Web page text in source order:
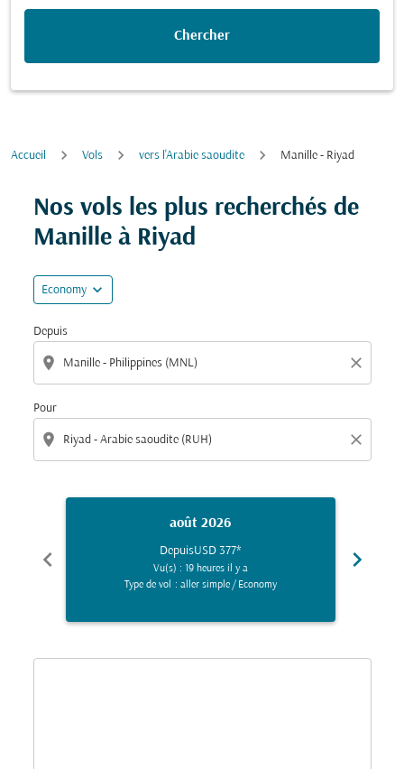
Chercher
Accueil Vols vers l'Arabie saoudite Manille - Riyad
Nos vols les plus recherchés de
Manille à Riyad
Economy expand_more
Depuis
location_on close
Pour
location_on close
chevron_left
août 2026
DepuisUSD 377*
Vu(s) : 19 heures il y a
Type de vol : aller simple / Economy
chevron_right